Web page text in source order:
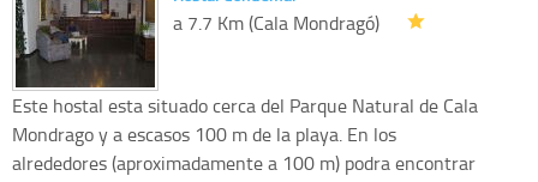
a 7.7 Km (Cala Mondragó)
Este hostal esta situado cerca del Parque Natural de Cala
Mondrago y a escasos 100 m de la playa. En los
alrededores (aproximadamente a 100 m) podra encontrar